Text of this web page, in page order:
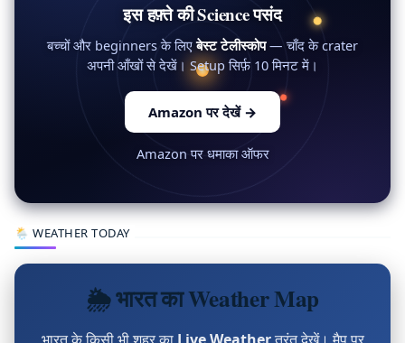
इस हफ़्ते की Science पसंद
बच्चों और beginners के लिएबेस्ट टेलीस्कोप— चाँद के crater
अपनी आँखों से देखें। Setup सिर्फ़ 10 मिनट में।
Amazon पर देखें →
Amazon पर धमाका ऑफर
🌦 WEATHER TODAY
🌦 भारत का Weather Map